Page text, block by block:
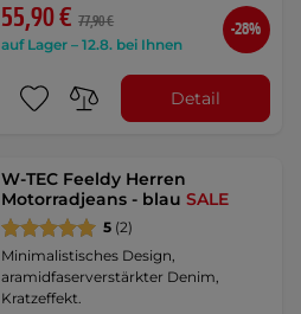
55,90 € 77,90 €
auf Lager – 12.8. bei Ihnen
-28%
Detail
W-TEC Feeldy Herren
Motorradjeans - blauSALE
5 (2)
Minimalistisches Design,
aramidfaserverstärkter Denim,
Kratzeffekt.